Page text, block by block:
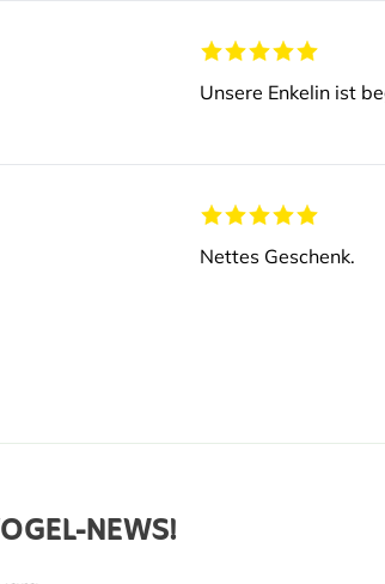
Unsere Enkelin ist
Nettes Geschenk.
NEWS!